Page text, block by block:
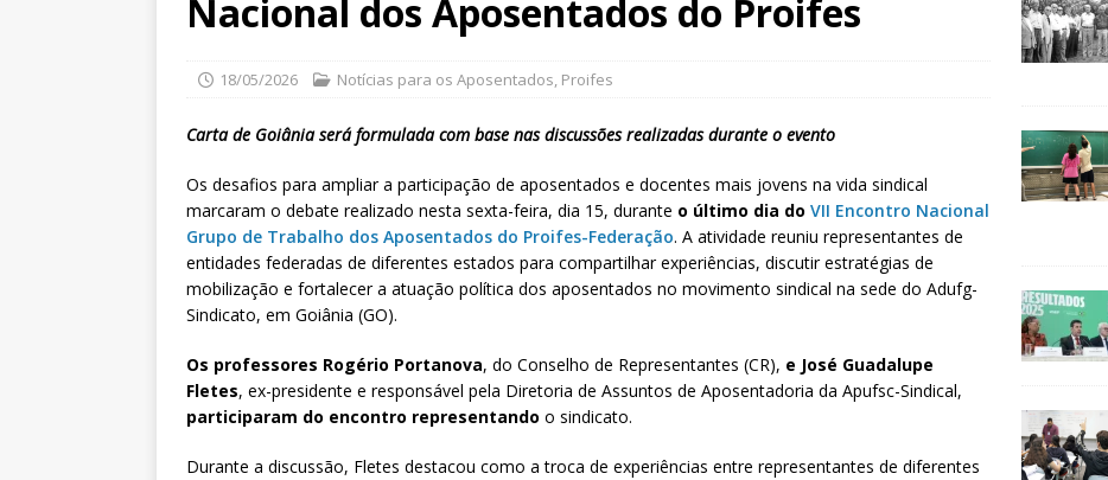
Nacional dos Aposentados do Proifes
18/05/2026 Notícias para os Aposentados, Proifes
Carta de Goiânia será formulada com base nas discussões realizadas durante o evento
Os desafios para ampliar a participação de aposentados e docentes mais jovens na vida sindical
marcaram o debate realizado nesta sexta-feira, dia 15, durante o último dia do VII Encontro Nacional
Grupo de Trabalho dos Aposentados do Proifes-Federação. A atividade reuniu representantes de
entidades federadas de diferentes estados para compartilhar experiências, discutir estratégias de
mobilização e fortalecer a atuação política dos aposentados no movimento sindical na sede do Adufg-
Sindicato, em Goiânia (GO).
Os professores Rogério Portanova, do Conselho de Representantes (CR), e José Guadalupe
Fletes, ex-presidente e responsável pela Diretoria de Assuntos de Aposentadoria da Apufsc-Sindical,
participaram do encontro representando o sindicato.
Durante a discussão, Fletes destacou como a troca de experiências entre representantes de diferentes